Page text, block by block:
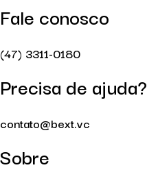
Fale conosco
(47) 3311-0180
Precisa de ajuda?
contato@bext.vc
Sobre